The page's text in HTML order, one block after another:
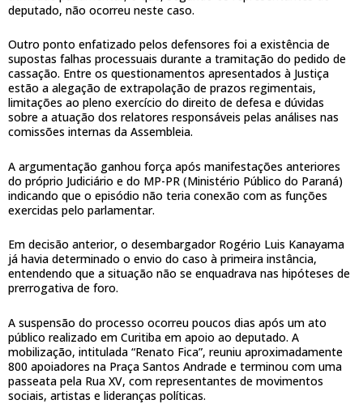
deputado, não ocorreu neste caso.
Outro ponto enfatizado pelos defensores foi a existência de
supostas falhas processuais durante a tramitação do pedido de
cassação. Entre os questionamentos apresentados à Justiça
estão a alegação de extrapolação de prazos regimentais,
limitações ao pleno exercício do direito de defesa e dúvidas
sobre a atuação dos relatores responsáveis pelas análises nas
comissões internas da Assembleia.
A argumentação ganhou força após manifestações anteriores
do próprio Judiciário e do MP-PR (Ministério Público do Paraná)
indicando que o episódio não teria conexão com as funções
exercidas pelo parlamentar.
Em decisão anterior, o desembargador Rogério Luis Kanayama
já havia determinado o envio do caso à primeira instância,
entendendo que a situação não se enquadrava nas hipóteses de
prerrogativa de foro.
A suspensão do processo ocorreu poucos dias após um ato
público realizado em Curitiba em apoio ao deputado. A
mobilização, intitulada “Renato Fica”, reuniu aproximadamente
800 apoiadores na Praça Santos Andrade e terminou com uma
passeata pela Rua XV, com representantes de movimentos
sociais, artistas e lideranças políticas.